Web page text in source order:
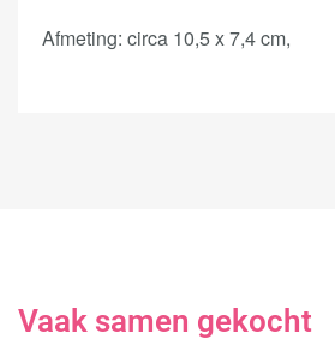
Afmeting: circa 10,5 x 7,4 cm,
Vaak samen gekocht